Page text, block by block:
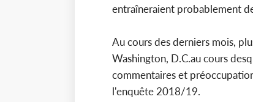
entraîneraient probablement
Au cours des derniers mois,
Washington, D.C.au cours
commentaires et
l'enquête 2018/19.